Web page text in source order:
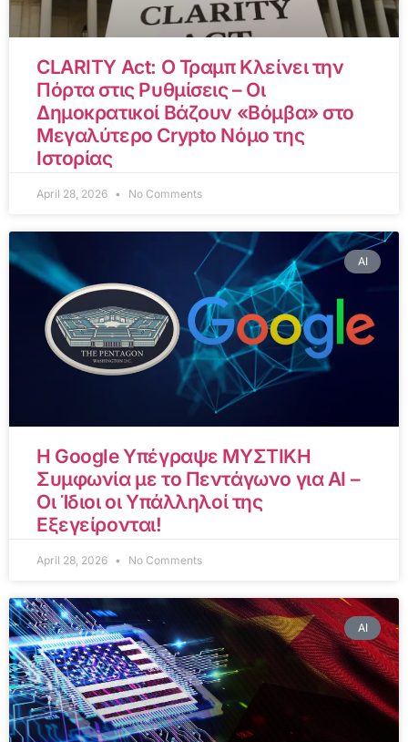
CLARITY Act: Ο Τραμπ Κλείνει την
Πόρτα στις Ρυθμίσεις – Οι
Δημοκρατικοί Βάζουν «Βόμβα» στο
Μεγαλύτερο Crypto Νόμο της
Ιστορίας
April 28, 2026 No Comments
AI
Η Google Υπέγραψε ΜΥΣΤΙΚΗ
Συμφωνία με το Πεντάγωνο για AI –
Οι Ίδιοι οι Υπάλληλοί της
Εξεγείρονται!
April 28, 2026 No Comments
AI